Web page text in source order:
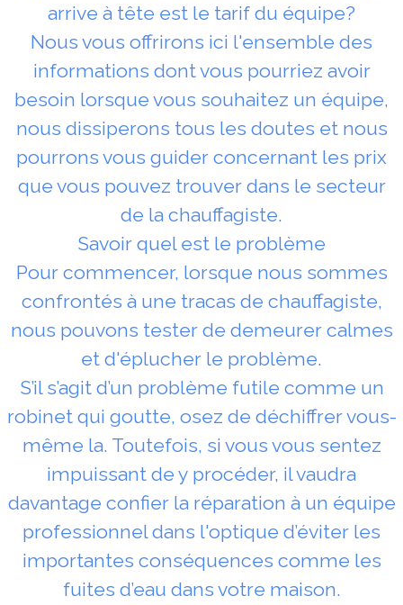
arrive à tête est le tarif du équipe?
Nous vous offrirons ici l'ensemble des
informations dont vous pourriez avoir
besoin lorsque vous souhaitez un équipe,
nous dissiperons tous les doutes et nous
pourrons vous guider concernant les prix
que vous pouvez trouver dans le secteur
de la chauffagiste.
Savoir quel est le problème
Pour commencer, lorsque nous sommes
confrontés à une tracas de chauffagiste,
nous pouvons tester de demeurer calmes
et d'éplucher le problème.
S’il s’agit d’un problème futile comme un
robinet qui goutte, osez de déchiffrer vous-
même la. Toutefois, si vous vous sentez
impuissant de y procéder, il vaudra
davantage confier la réparation à un équipe
professionnel dans l'optique d’éviter les
importantes conséquences comme les
fuites d’eau dans votre maison.